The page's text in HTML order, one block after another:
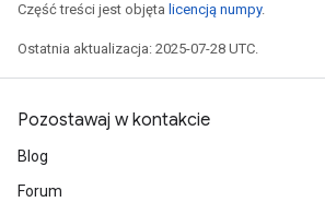
Część treści jest objęta licencją numpy.
Ostatnia aktualizacja: 2025-07-28 UTC.
Pozostawaj w kontakcie
Blog
Forum